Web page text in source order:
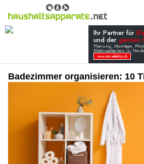
Badezimmer organisieren: 10